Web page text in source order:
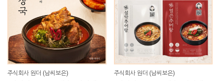
주식회사 원더 (남씨보은) 주식회사 원더 (남씨보은)